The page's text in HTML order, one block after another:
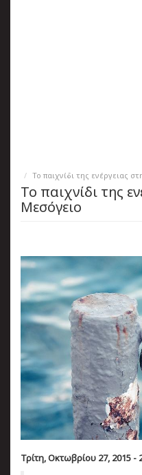
Το παιχνίδι της ενέργειας
Το παιχνίδι της
Μεσόγειο
Τρίτη, Οκτωβρίου 27, 2015 -